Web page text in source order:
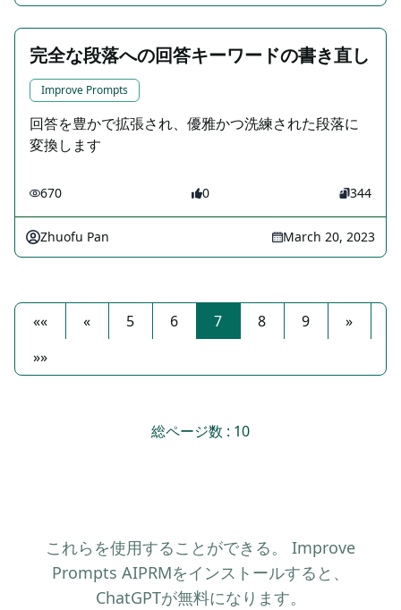
完全な段落への回答キーワードの書き直し
Improve Prompts
回答を豊かで拡張され、優雅かつ洗練された段落に
変換します
670 0 344
Zhuofu Pan March 20, 2023
«« « 5 6 7 8 9
»
»»
総ページ数 : 10
これらを使用することができる。 Improve
Prompts AIPRMをインストールすると、
ChatGPTが無料になります。